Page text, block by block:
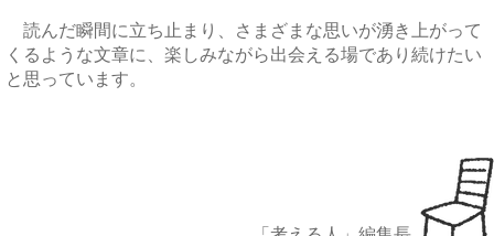
読んだ瞬間に立ち止まり、さまざまな思いが湧き上がって
くるような文章に、楽しみながら出会える場であり続けたい
と思っています。